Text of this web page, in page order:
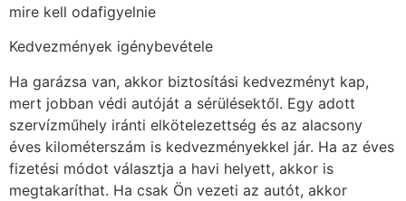
mire kell odafigyelnie
Kedvezmények igénybevétele
Ha garázsa van, akkor biztosítási kedvezményt kap,
mert jobban védi autóját a sérülésektől. Egy adott
szervízműhely iránti elkötelezettség és az alacsony
éves kilométerszám is kedvezményekkel jár. Ha az éves
fizetési módot választja a havi helyett, akkor is
megtakaríthat. Ha csak Ön vezeti az autót, akkor